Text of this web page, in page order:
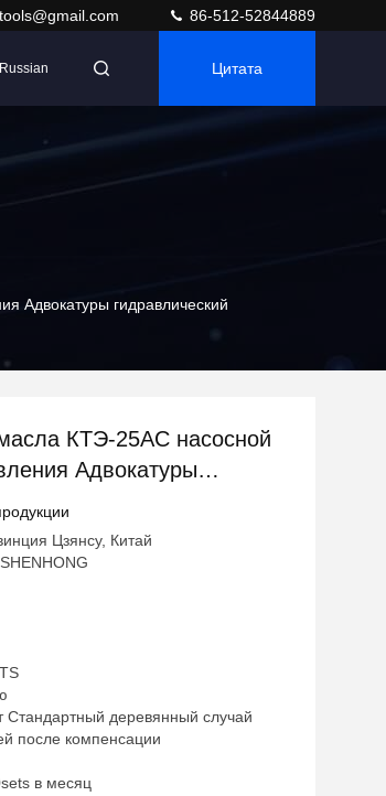
86-512-52844889
Russian Цитата
Адвокатуры гидравлический
КТЭ-25АС насосной
Адвокатуры
Цзянсу, Китай
Стандартный деревянный случай
после компенсации
в месяц